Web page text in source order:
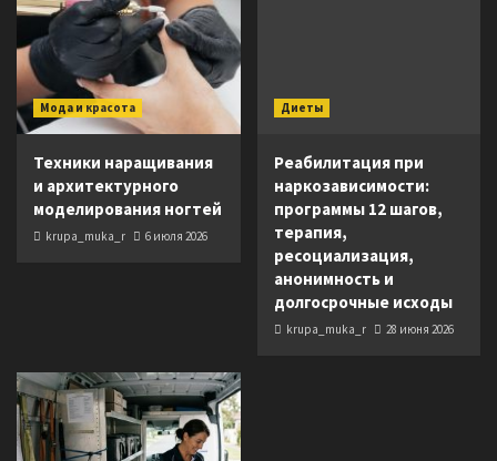
Мода и красота
Техники наращивания
и архитектурного
моделирования ногтей
krupa_muka_r 6 июля 2026
Диеты
Реабилитация при
наркозависимости:
программы 12 шагов,
терапия,
ресоциализация,
анонимность и
долгосрочные исходы
krupa_muka_r 28 июня 2026